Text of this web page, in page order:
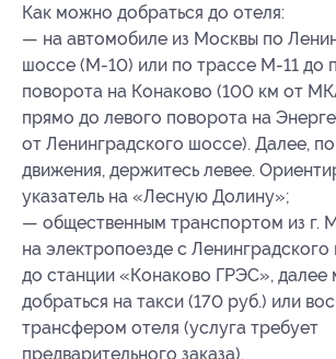
Как можно добраться до отеля:
— на автомобиле из Москвы по
шоссе (М-10) или по трассе М-11 до
поворота на Конаково (100 км от
прямо до левого поворота на
от Ленинградского шоссе). Далее,
движения, держитесь левее.
указатель на «Лесную Долину»;
— общественным транспортом из г.
на электропоезде с Ленинградского
до станции «Конаково ГРЭС»,
добраться на такси (170 руб.) или
трансфером отеля (услуга требует
предварительного заказа).